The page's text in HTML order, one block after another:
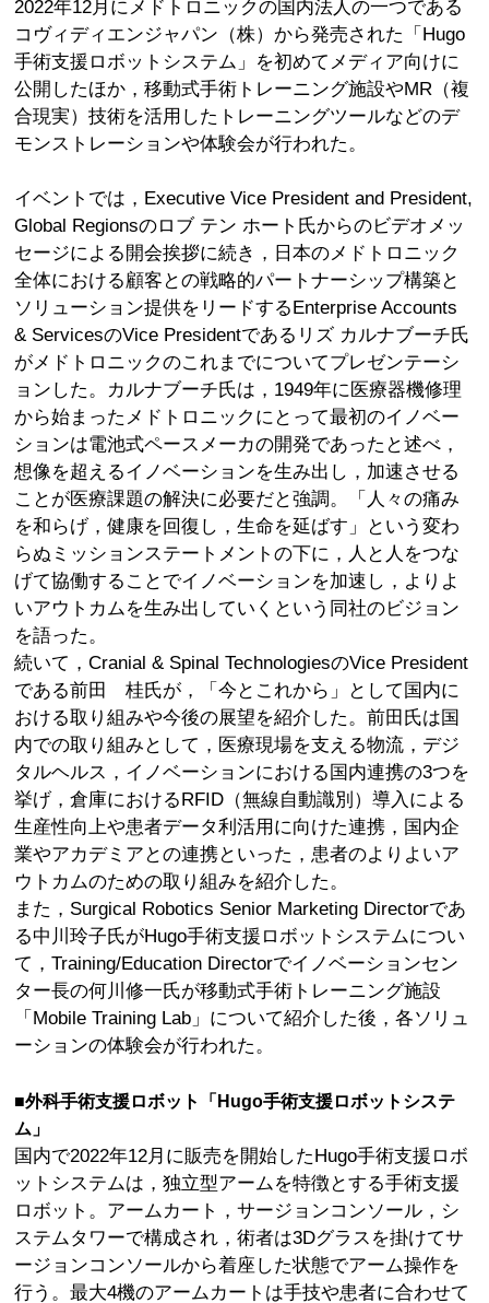
2022年12月にメドトロニックの国内法人の一つである
コヴィディエンジャパン（株）から発売された「Hugo
手術支援ロボットシステム」を初めてメディア向けに
公開したほか，移動式手術トレーニング施設やMR（複
合現実）技術を活用したトレーニングツールなどのデ
モンストレーションや体験会が行われた。
イベントでは，Executive Vice President and President,
Global Regionsのロブ テン ホート氏からのビデオメッ
セージによる開会挨拶に続き，日本のメドトロニック
全体における顧客との戦略的パートナーシップ構築と
ソリューション提供をリードするEnterprise Accounts
& ServicesのVice Presidentであるリズ カルナブーチ氏
がメドトロニックのこれまでについてプレゼンテーシ
ョンした。カルナブーチ氏は，1949年に医療器機修理
から始まったメドトロニックにとって最初のイノベー
ションは電池式ペースメーカの開発であったと述べ，
想像を超えるイノベーションを生み出し，加速させる
ことが医療課題の解決に必要だと強調。「人々の痛み
を和らげ，健康を回復し，生命を延ばす」という変わ
らぬミッションステートメントの下に，人と人をつな
げて協働することでイノベーションを加速し，よりよ
いアウトカムを生み出していくという同社のビジョン
を語った。
続いて，Cranial & Spinal TechnologiesのVice President
である前田 桂氏が，「今とこれから」として国内に
おける取り組みや今後の展望を紹介した。前田氏は国
内での取り組みとして，医療現場を支える物流，デジ
タルヘルス，イノベーションにおける国内連携の3つを
挙げ，倉庫におけるRFID（無線自動識別）導入による
生産性向上や患者データ利活用に向けた連携，国内企
業やアカデミアとの連携といった，患者のよりよいア
ウトカムのための取り組みを紹介した。
また，Surgical Robotics Senior Marketing Directorであ
る中川玲子氏がHugo手術支援ロボットシステムについ
て，Training/Education Directorでイノベーションセン
ター長の何川修一氏が移動式手術トレーニング施設
「Mobile Training Lab」について紹介した後，各ソリュ
ーションの体験会が行われた。
■外科手術支援ロボット「Hugo手術支援ロボットシステ
ム」
国内で2022年12月に販売を開始したHugo手術支援ロボ
ットシステムは，独立型アームを特徴とする手術支援
ロボット。アームカート，サージョンコンソール，シ
ステムタワーで構成され，術者は3Dグラスを掛けてサ
ージョンコンソールから着座した状態でアーム操作を
行う。最大4機のアームカートは手技や患者に合わせて